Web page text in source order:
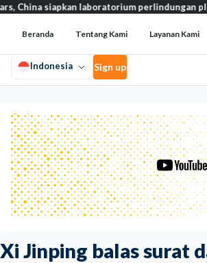
Xi Jinping balas surat
laboratorium perlindungan planet
Beranda Tentang Kami Layanan Kami
Indonesia Sign up